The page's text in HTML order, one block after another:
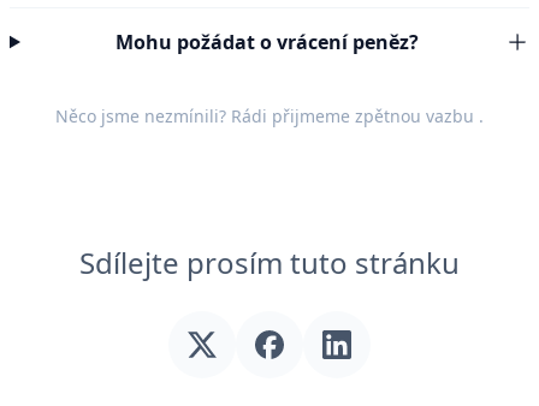
Mohu požádat o vrácení peněz?
Něco jsme nezmínili? Rádi přijmeme zpětnou vazbu .
Sdílejte prosím tuto stránku